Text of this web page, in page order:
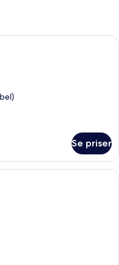
på rommet, skrivebord,
Se priser
på rommet, skrivebord,